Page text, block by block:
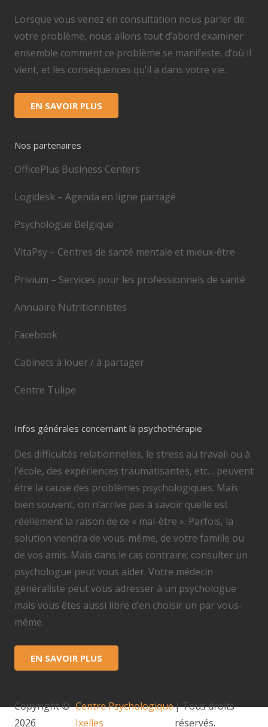
Lorsque vous venez en consultation nous parler de
votre problème, nous allons tout d’abord examiner
ensemble comment ce problème se manifeste, d’où il
vient, et les conséquences qu’il a dans votre vie.
EN SAVOIR PLUS
Nos partenaires
OfficePlus Business Centers
Logidesk – Agenda en ligne partagé
Psychologue Belgique
VitaPsy – Centres de santé mentale et mieux-être
Privium – Services pour les professionnels de santé
Annuaire Nutritionnistes
Facebook
Cabinets à louer / à partager
Centre Tulipe
Infos générales concernant la psychothérapie
Des difficultés relationnelles, le stress au travail ou à
l’école, des expériences traumatisantes, etc… peuvent
être la cause des problèmes psychologiques. Mais
bien souvent, on n’arrive pas à savoir quelle est
réellement la raison de ce « mal-être ». Parfois, la
solution viendra de vous-même, de votre famille ou
de vos amis. Mais dans le cas contraire; consulter un
psychologue peut vous aider. Votre médecin
généraliste peut vous adresser à un psychologue
mais vous êtes aussi libre d’en choisir un par vous-
même.
EN SAVOIR PLUS
Copyright ©
2026
Centre Psychologique
Ixelles
| Tous droits
réservés.